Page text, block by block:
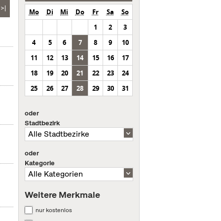
>| Mo Di Mi Do Fr Sa
So
1
2
3
4
5 6 7 8 9
10
11
12 13 14 15 16
17
18
19 20 21 22 23
24
25
26 27 28 29 30 31
oder
Stadtbezirk
oder
Kategorie
Weitere Merkmale
nur kostenlos